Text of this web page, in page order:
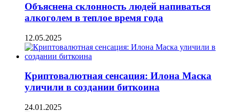
Объяснена склонность людей напиваться
алкоголем в теплое время года
12.05.2025
Криптовалютная сенсация: Илона Маска
уличили в создании биткоина
24.01.2025